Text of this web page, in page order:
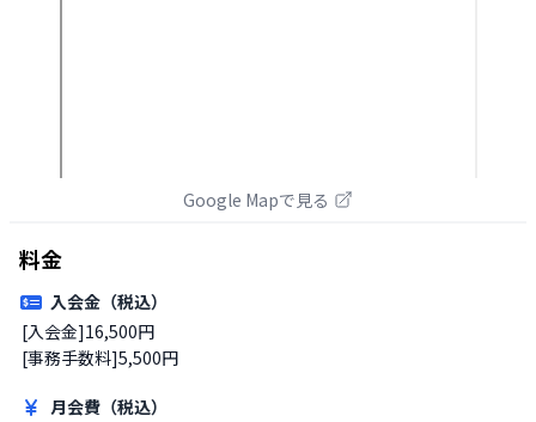
Google Mapで見る
料金
入会金（税込）
[入会金]16,500円
[事務手数料]5,500円
月会費（税込）